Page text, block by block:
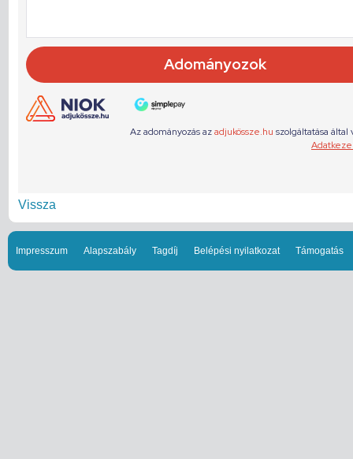
Vissza
Impresszum Alapszabály Tagdíj Belépési nyilatkozat Támogatás